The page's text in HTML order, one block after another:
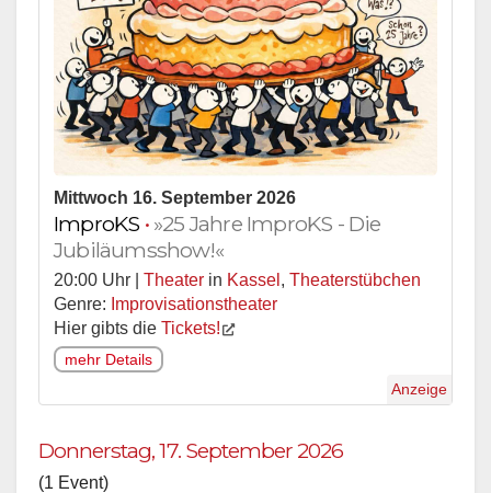
Mittwoch 16. September 2026
ImproKS • »25 Jahre ImproKS - Die
Jubiläumsshow!«
20:00 Uhr | Theater in Kassel , Theaterstübchen
Genre: Improvisationstheater
Hier gibts die Tickets!
mehr Details
Anzeige
Donnerstag, 17. September 2026
(1 Event)